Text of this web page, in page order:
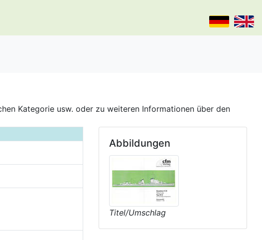
Kategorie usw. oder zu weiteren Informationen über den
Abbildungen
Titel/Umschlag